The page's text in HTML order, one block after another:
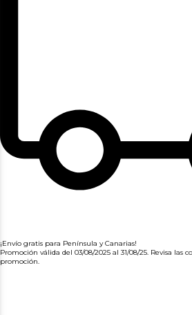
¡Envío gratis para Península y Canarias!
Promoción válida del 03/08/2025 al 31/08/25. Revisa las
promoción.